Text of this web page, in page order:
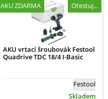
AKU ZDARMA Otestuj...
AKU vrtací šroubovák Festool
Quadrive TDC 18/4 I-Basic
Festool
Skladem